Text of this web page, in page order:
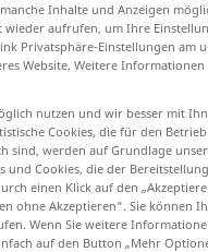
Inhalte und Anzeigen
wieder aufrufen, um Ihre
Privatsphäre-Einstellungen am
Website. Weitere Informationen
nutzen und wir besser mit
Cookies, die für den
sind, werden auf Grundlage
und Cookies, die der
einen Klick auf den
ohne Akzeptieren“. Sie können
Wenn Sie weitere
auf den Button „Mehr